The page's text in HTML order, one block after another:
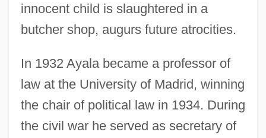
innocent child is slaughtered in a
butcher shop, augurs future atrocities.
In 1932 Ayala became a professor of
law at the University of Madrid, winning
the chair of political law in 1934. During
the civil war he served as secretary of